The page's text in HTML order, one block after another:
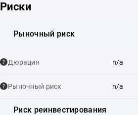
Риски
Рыночный риск
Дюрация n/a
Рыночный риск n/a
Риск реинвестирования